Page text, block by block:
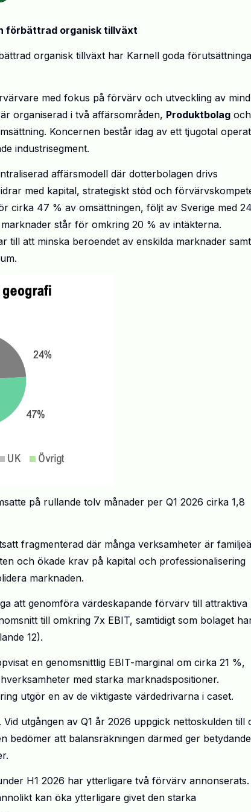
förbättrad organisk tillväxt
organisk tillväxt har Karnell goda
med fokus på förvärv och utveckling av
organiserad i två affärsområden, Produktbolag och
Koncernen består idag av ett tjugotal
industrisegment.
affärsmodell där dotterbolagen drivs
med kapital, strategiskt stöd och
cirka 47 % av omsättningen, följt av Sverige med
står för omkring 20 % av intäkterna.
till att minska beroendet av enskilda marknader
på rullande tolv månader per Q1 2026 cirka 1,8
fragmenterad där många verksamheter är
och ökade krav på kapital och professionalisering
marknaden.
att genomföra värdeskapande förvärv till attraktiva
till omkring 7x EBIT, samtidigt som bolaget
12).
en genomsnittlig EBIT-marginal om cirka 21 %,
med starka marknadspositioner.
utgör en av de viktigaste värdedrivarna i caset.
utgången av Q1 år 2026 uppgick nettoskulden till
bedömer att balansräkningen därmed ger betydande
H1 2026 har ytterligare två förvärv annonserats.
kan öka ytterligare givet den starka